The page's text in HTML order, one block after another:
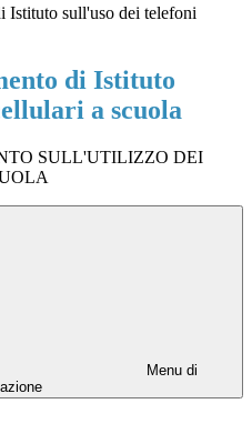
Istituto sull'uso dei telefoni
di Istituto
a scuola
SULL'UTILIZZO DEI
Menu di